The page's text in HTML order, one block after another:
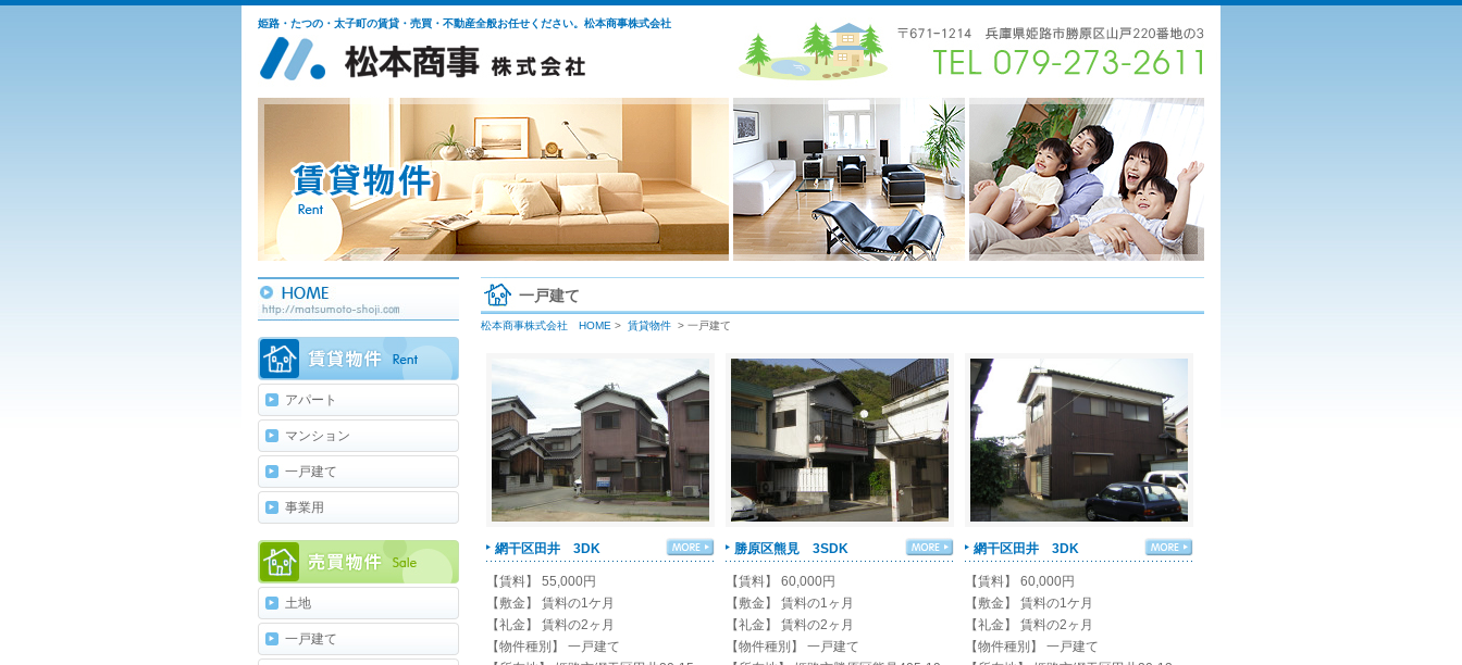
姫路・たつの・太子町の賃貸・売買・不動産全般お任せください。松本商事株式会社
アパート
マンション
一戸建て
事業用
土地
一戸建て
一戸建て
松本商事株式会社 HOME > 賃貸物件 > 一戸建て
網干区田井 3DK
【賃料】 55,000円
【敷金】 賃料の1ケ月
【礼金】 賃料の2ヶ月
【物件種別】 一戸建て
勝原区熊見 3SDK
【賃料】 60,000円
【敷金】 賃料の1ヶ月
【礼金】 賃料の2ヶ月
【物件種別】 一戸建て
網干区田井 3DK
【賃料】 60,000円
【敷金】 賃料の1ケ月
【礼金】 賃料の2ヶ月
【物件種別】 一戸建て